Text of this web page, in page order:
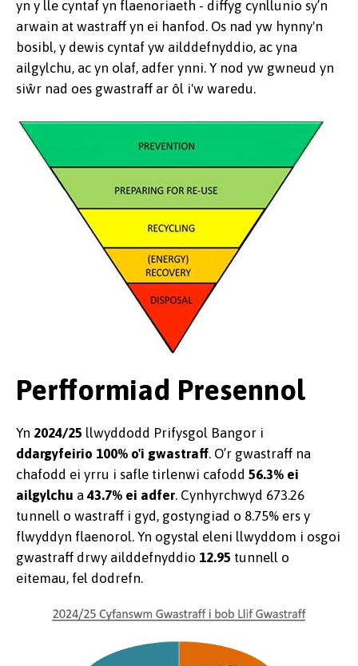
yn y lle cyntaf yn flaenoriaeth - diffyg cynllunio sy’n
arwain at wastraff yn ei hanfod. Os nad yw hynny'n
bosibl, y dewis cyntaf yw ailddefnyddio, ac yna
ailgylchu, ac yn olaf, adfer ynni. Y nod yw gwneud yn
siŵr nad oes gwastraff ar ôl i'w waredu.
Perfformiad Presennol
Yn 2024/25 llwyddodd Prifysgol Bangor i
ddargyfeirio 100% o'i gwastraff. O’r gwastraff na
chafodd ei yrru i safle tirlenwi cafodd 56.3% ei
ailgylchu a 43.7% ei adfer. Cynhyrchwyd 673.26
tunnell o wastraff i gyd, gostyngiad o 8.75% ers y
flwyddyn flaenorol. Yn ogystal eleni llwyddom i osgoi
gwastraff drwy ailddefnyddio 12.95 tunnell o
eitemau, fel dodrefn.